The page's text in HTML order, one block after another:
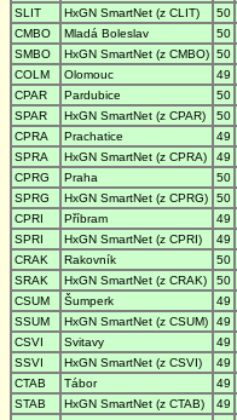
SLIT
HxGN SmartNet (z CLIT) 50
CMBO
Mladá Boleslav 50
SMBO
HxGN SmartNet (z CMBO) 50
COLM
Olomouc 49
CPAR
Pardubice 50
SPAR
HxGN SmartNet (z CPAR) 50
CPRA
Prachatice 49
SPRA
HxGN SmartNet (z CPRA) 49
CPRG
Praha 50
SPRG
HxGN SmartNet (z CPRG) 50
CPRI
Příbram 49
SPRI
HxGN SmartNet (z CPRI) 49
CRAK
Rakovník 50
SRAK
HxGN SmartNet (z CRAK) 50
CSUM
Šumperk 49
SSUM
HxGN SmartNet (z CSUM) 49
CSVI
Svitavy 49
SSVI
HxGN SmartNet (z CSVI) 49
CTAB
Tábor 49
STAB
HxGN SmartNet (z CTAB) 49